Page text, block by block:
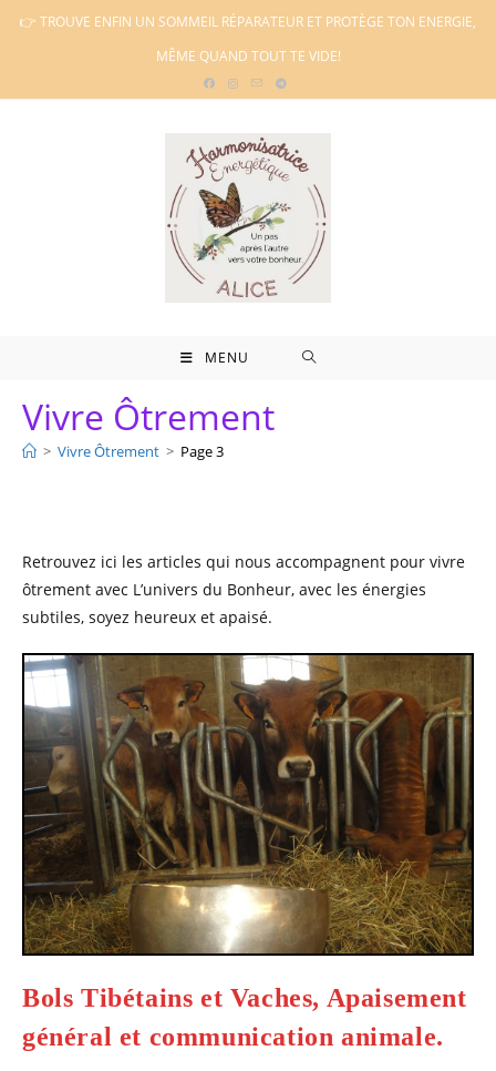
Skip👉 TROUVE ENFIN UN SOMMEIL RÉPARATEUR ET PROTÈGE TON ENERGIE,
MÊME QUAND TOUT TE VIDE!
MENU
Vivre Ôtrement
> Vivre Ôtrement > Page 3
Retrouvez ici les articles qui nous accompagnent pour vivre
ôtrement avec L’univers du Bonheur, avec les énergies
subtiles, soyez heureux et apaisé.
Bols Tibétains et Vaches, Apaisement
général et communication animale.